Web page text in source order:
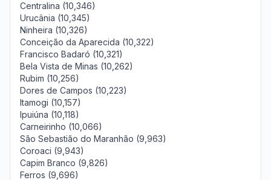
Centralina (10,346)
Urucânia (10,345)
Ninheira (10,326)
Conceição da Aparecida (10,322)
Francisco Badaró (10,321)
Bela Vista de Minas (10,262)
Rubim (10,256)
Dores de Campos (10,223)
Itamogi (10,157)
Ipuiúna (10,118)
Carneirinho (10,066)
São Sebastião do Maranhão (9,963)
Coroaci (9,943)
Capim Branco (9,826)
Ferros (9,696)